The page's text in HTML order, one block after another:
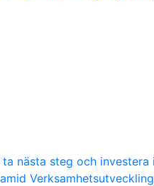
nästa steg och